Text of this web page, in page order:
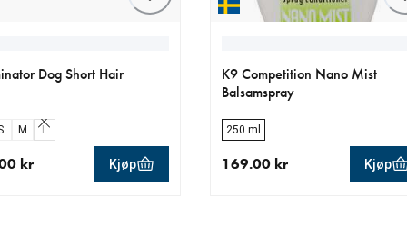
Dog Short Hair
M L
kr Kjøp
K9 Competition Nano Mist
Balsamspray
250 ml
169.00 kr Kjøp